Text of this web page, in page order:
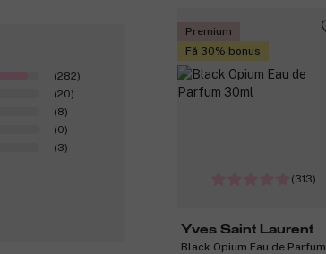
Premium
Få 30% bonus
(313)
Yves Saint Laurent
Black Opium Eau de Parfum
(282)
(20)
(8)
(0)
(3)